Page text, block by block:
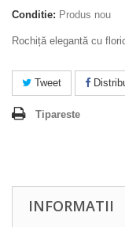
Conditie: Produs nou
Rochiță elegantă cu
Tweet
Tipareste
INFORMATII